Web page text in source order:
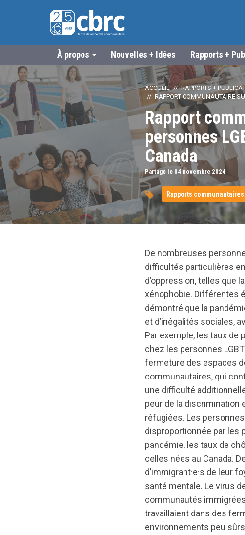
À propos Nouvelles + Idées Rapports +
ACCUEIL
RAPPORTS +
RAPPORT COMMUNAUTAIRE
Rapport
personnes
Canada
Partagé le 04novembre 2024
Rapports
De nombreuses
difficultés particulières
d’oppression, telles que
xénophobie. Différentes
démontré que la
et d’inégalités sociales,
Par exemple, les taux de
chez les personnes
fermeture des espaces
communautaires, qui
une difficulté
peur de la discrimination
réfugiées. Les
disproportionnée par les
pandémie, les taux de
celles nées au Canada.
d’immigrant·e·s de leur
santé mentale. Le virus
communautés
travaillaient dans des
environnements peu